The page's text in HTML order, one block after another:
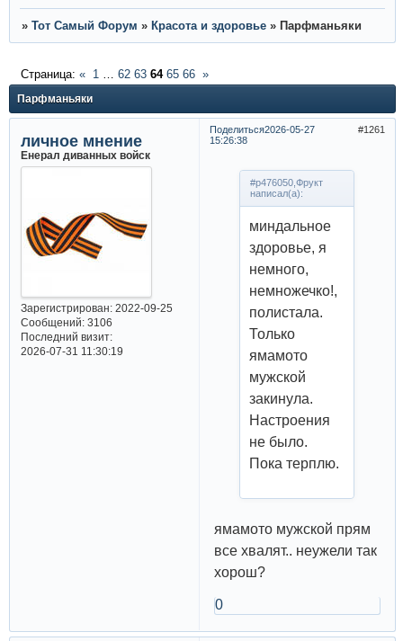
» Тот Самый Форум » Красота и здоровье » Парфманьяки
Парфманьяки
Страница: « 1 62 63 64 65 66 »
Поделиться 1261
2026-05-27
15:26:38
личное мнение
Енерал диванных войск
Зарегистрирован: 2022-09-25
Сообщений:3106
Последний визит:
2026-07-31 11:30:19
#p476050,Фрукт
написал(а):
миндальное
здоровье, я
немного,
немножечко!,
полистала.
Только
ямамото
мужской
закинула.
Настроения
не было.
Пока терплю.
ямамото мужской прям
все хвалят.. неужели так
хорош?
0